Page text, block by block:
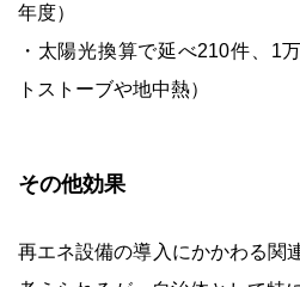
年度）
・太陽光換算で延べ210件、1
トストーブや地中熱）
その他効果
再エネ設備の導入にかかわる関